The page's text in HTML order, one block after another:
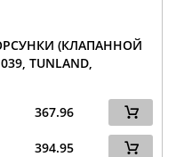
(КЛАПАННОЙ
TUNLAND,
367.96
394.95